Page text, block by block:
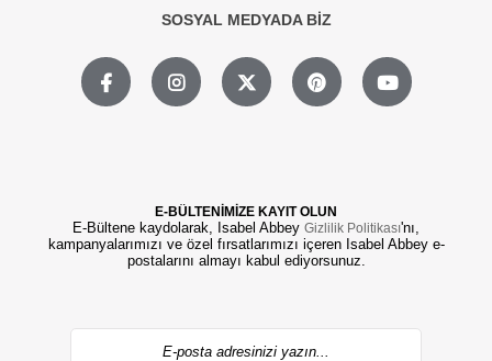
SOSYAL MEDYADA BİZ
E-BÜLTENİMİZE KAYIT OLUN
E-Bültene kaydolarak, Isabel Abbey Gizlilik Politikası'nı,
kampanyalarımızı ve özel fırsatlarımızı içeren Isabel Abbey e-
postalarını almayı kabul ediyorsunuz.